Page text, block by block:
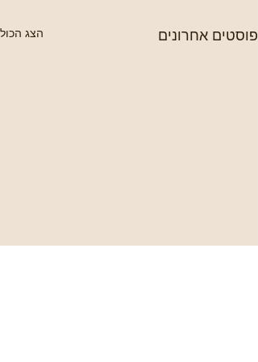
פוסטים אחרונים הצג הכול